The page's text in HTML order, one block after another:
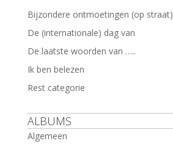
Bijzondere ontmoetingen (op straat)
De (internationale) dag van
De laatste woorden van …..
Ik ben belezen
Rest categorie
ALBUMS
Algemeen